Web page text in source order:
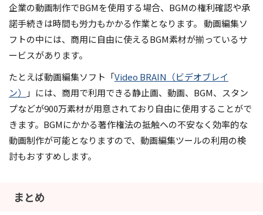
企業の動画制作でBGMを使用する場合、BGMの権利確認や承
諾手続きは時間も労力もかかる作業となります。 動画編集ソ
フトの中には、商用に自由に使えるBGM素材が揃っているサ
ービスがあります。
たとえば動画編集ソフト「Video BRAIN（ビデオブレイ
ン）
」には、商用で利用できる静止画、動画、BGM、スタン
プなどが900万素材が用意されており自由に使用することがで
きます。BGMにかかる著作権法の抵触への不安なく効率的な
動画制作が可能となりますので、動画編集ツールの利用の検
討もおすすめします。
まとめ